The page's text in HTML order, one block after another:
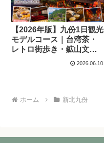
【2026年版】九份1日観光
モデルコース｜台湾茶・
レトロ街歩き・鉱山文化
を体験する大人の九份旅
2026.06.10
ホーム 新北九份